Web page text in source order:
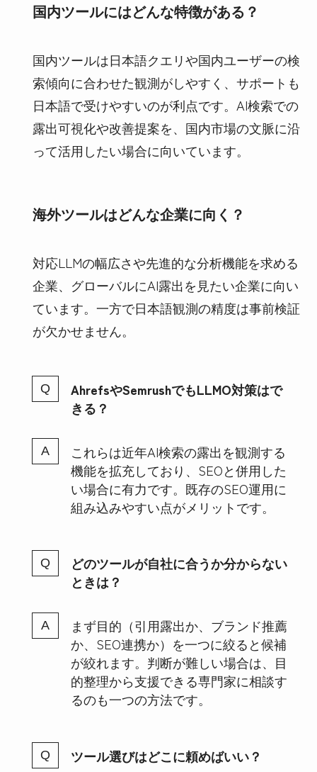
国内ツールにはどんな特徴がある？
国内ツールは日本語クエリや国内ユーザーの検
索傾向に合わせた観測がしやすく、サポートも
日本語で受けやすいのが利点です。AI検索での
露出可視化や改善提案を、国内市場の文脈に沿
って活用したい場合に向いています。
海外ツールはどんな企業に向く？
対応LLMの幅広さや先進的な分析機能を求める
企業、グローバルにAI露出を見たい企業に向い
ています。一方で日本語観測の精度は事前検証
が欠かせません。
AhrefsやSemrushでもLLMO対策はで
きる？
これらは近年AI検索の露出を観測する
機能を拡充しており、SEOと併用した
い場合に有力です。既存のSEO運用に
組み込みやすい点がメリットです。
どのツールが自社に合うか分からない
ときは？
まず目的（引用露出か、ブランド推薦
か、SEO連携か）を一つに絞ると候補
が絞れます。判断が難しい場合は、目
的整理から支援できる専門家に相談す
るのも一つの方法です。
ツール選びはどこに頼めばいい？